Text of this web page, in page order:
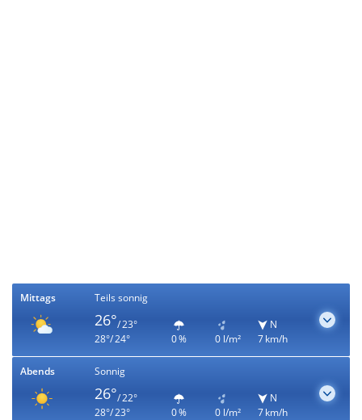
Mittags Teils sonnig
26°/ 23°
28°/ 24°
0 % 0 l/m²
N
7 km/h
Abends Sonnig
26°/ 22°
28°/ 23°
0 % 0 l/m²
N
7 km/h